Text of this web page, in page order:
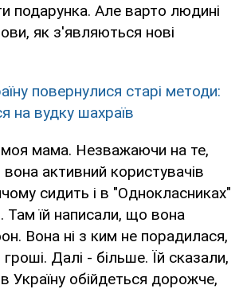
подарунка. Але варто людині
як з'являються нові
повернулися старі методи:
на вудку шахраїв
мама. Незважаючи на те,
активний користувачів
сидить і в "Однокласниках"
Там їй написали, що вона
Вона ні з ким не порадилася,
гроші. Далі - більше. Їй сказали,
Україну обійдеться дорожче,